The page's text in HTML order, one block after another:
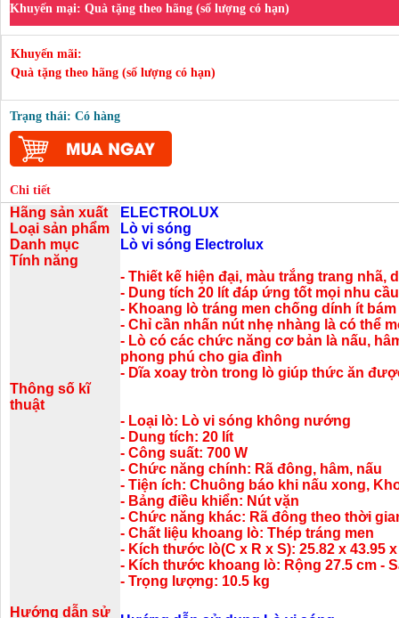
Khuyến mại: Quà tặng theo hãng (số lượng có hạn)
Khuyến mãi:
Quà tặng theo hãng (số lượng có hạn)
Trạng thái: Có hàng
Chi tiết
Hãng sản xuất
ELECTROLUX
Loại sản phẩm
Lò vi sóng
Danh mục
Lò vi sóng Electrolux
Tính năng
- Thiết kế hiện đại, màu trắng trang nhã,
- Dung tích 20 lít đáp ứng tốt mọi nhu
- Khoang lò tráng men chống dính ít
- Chỉ cần nhấn nút nhẹ nhàng là có thể
- Lò có các chức năng cơ bản là nấu,
phong phú cho gia đình
- Dĩa xoay tròn trong lò giúp thức ăn
Thông số kĩ
thuật
- Loại lò: Lò vi sóng không nướng
- Dung tích: 20 lít
- Công suất: 700 W
- Chức năng chính: Rã đông, hâm, nấu
- Tiện ích: Chuông báo khi nấu xong,
- Bảng điều khiển: Nút vặn
- Chức năng khác: Rã đông theo thời
- Chất liệu khoang lò: Thép tráng men
- Kích thước lò(C x R x S): 25.82 x 43.95
- Kích thước khoang lò: Rộng 27.5 cm -
- Trọng lượng: 10.5 kg
Hướng dẫn sử